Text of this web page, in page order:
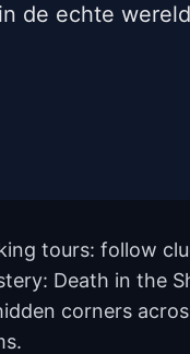
de echte
tours: follow
Death in the
corners